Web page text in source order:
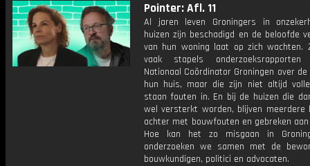
Pointer: Afl. 11
Al jaren leven Groningers in
huizen zijn beschadigd en de beloofde
van hun woning laat op zich wachten.
vaak stapels
Nationaal Coördinator Groningen over
hun huis, maar die zijn niet altijd
staan fouten in. En bij de huizen die
wel versterkt worden, blijven meerdere
achter met bouwfouten en gebreken
Hoe kan het zo misgaan in
onderzoeken we samen met de
bouwkundigen, politici en advocaten.